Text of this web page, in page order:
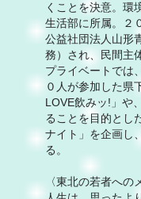
くことを決意。環
生活部に所属。２
公益社団法人山形
務）され、民間主
プライベートでは
０人が参加した県
LOVE飲みッ!」や
ることを目的とし
ナイト」を企画し
る。
〈東北の若者への